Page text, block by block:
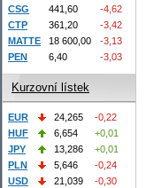
CSG
441,60
-4,62
CTP
361,20
-3,42
MATTE
18 600,00
-3,13
PEN
6,40 -3,03
Kurzovní lístek
EUR 24,265
-0,22
HUF
6,654
+0,01
JPY
13,286
+0,01
PLN
5,646
-0,24
USD
21,039 -0,30